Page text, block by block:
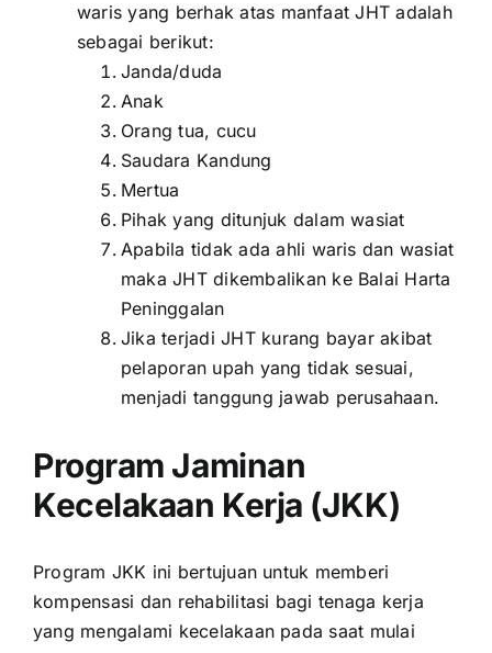
waris yang berhak atas manfaat JHT adalah
sebagai berikut:
Janda/duda
Anak
Orang tua, cucu
Saudara Kandung
Mertua
Pihak yang ditunjuk dalam wasiat
Apabila tidak ada ahli waris dan wasiat
maka JHT dikembalikan ke Balai Harta
Peninggalan
Jika terjadi JHT kurang bayar akibat
pelaporan upah yang tidak sesuai,
menjadi tanggung jawab perusahaan.
Program Jaminan
Kecelakaan Kerja (JKK)
Program JKK ini bertujuan untuk memberi
kompensasi dan rehabilitasi bagi tenaga kerja
yang mengalami kecelakaan pada saat mulai